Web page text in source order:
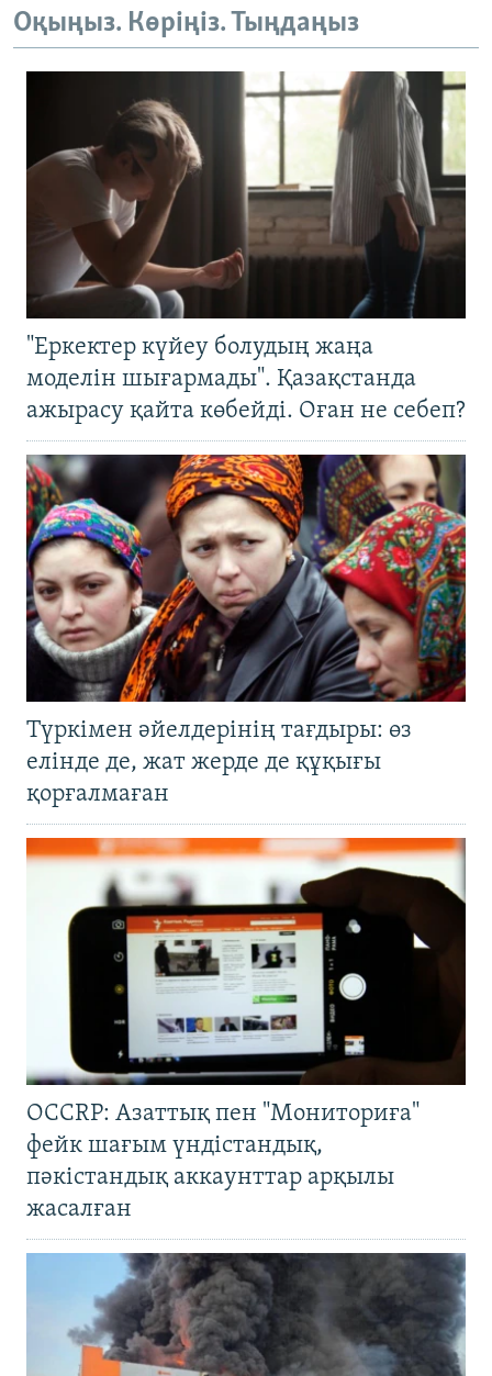
Оқыңыз. Көріңіз. Тыңдаңыз
"Еркектер күйеу болудың жаңа
моделін шығармады". Қазақстанда
ажырасу қайта көбейді. Оған не себеп?
Түркімен әйелдерінің тағдыры: өз
елінде де, жат жерде де құқығы
қорғалмаған
OCCRP: Азаттық пен "Мониториға"
фейк шағым үндістандық,
пәкістандық аккаунттар арқылы
жасалған